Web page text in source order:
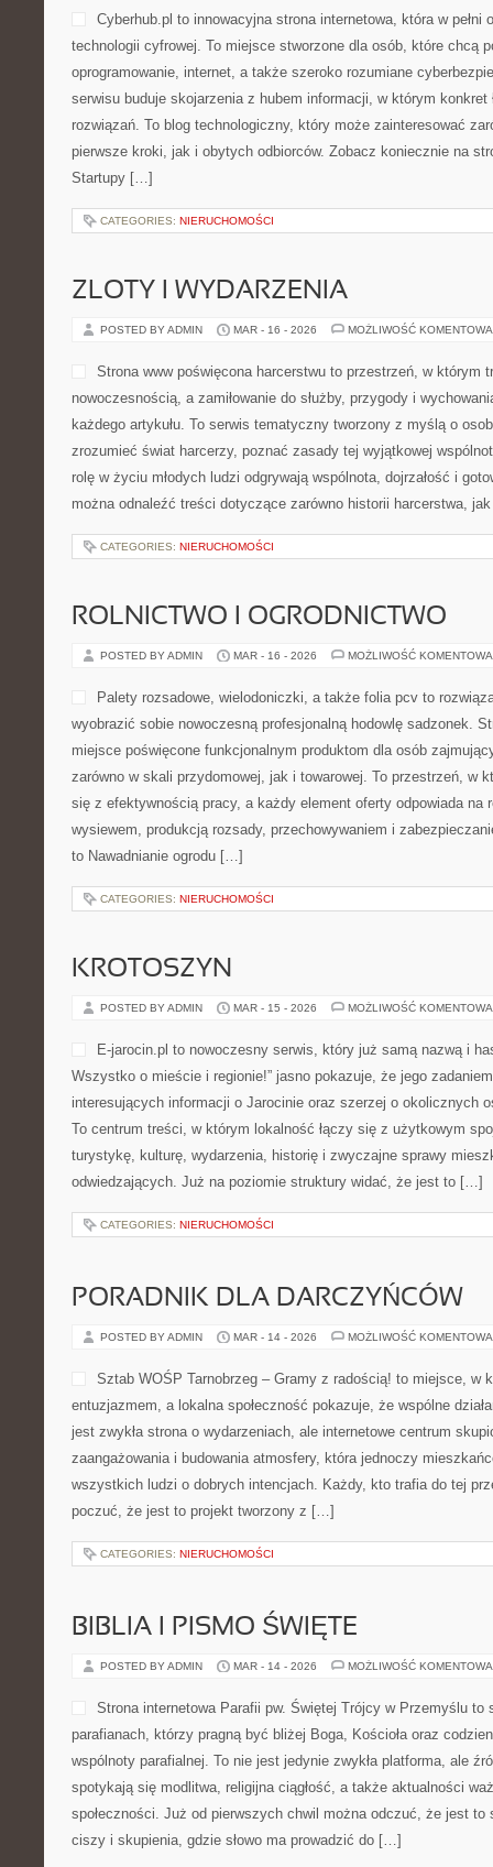
Cyberhub.pl to innowacyjna strona internetowa, która w pełni
technologii cyfrowej. To miejsce stworzone dla osób, które chcą
oprogramowanie, internet, a także szeroko rozumiane
serwisu buduje skojarzenia z hubem informacji, w którym konkret
rozwiązań. To blog technologiczny, który może zainteresować
pierwsze kroki, jak i obytych odbiorców. Zobacz koniecznie na
Startupy […]
CATEGORIES: NIERUCHOMOŚCI
ZLOTY I WYDARZENIA
POSTED BY ADMIN MAR - 16 - 2026 MOŻLIWOŚĆ
Strona www poświęcona harcerstwu to przestrzeń, w którym
nowoczesnością, a zamiłowanie do służby, przygody i
każdego artykułu. To serwis tematyczny tworzony z myślą o
zrozumieć świat harcerzy, poznać zasady tej wyjątkowej
rolę w życiu młodych ludzi odgrywają wspólnota, dojrzałość i
można odnaleźć treści dotyczące zarówno historii harcerstwa,
CATEGORIES: NIERUCHOMOŚCI
ROLNICTWO I OGRODNICTWO
POSTED BY ADMIN MAR - 16 - 2026 MOŻLIWOŚĆ
Palety rozsadowe, wielodoniczki, a także folia pcv to
wyobrazić sobie nowoczesną profesjonalną hodowlę sadzonek.
miejsce poświęcone funkcjonalnym produktom dla osób
zarówno w skali przydomowej, jak i towarowej. To przestrzeń, w
się z efektywnością pracy, a każdy element oferty odpowiada na
wysiewem, produkcją rozsady, przechowywaniem i
to Nawadnianie ogrodu […]
CATEGORIES: NIERUCHOMOŚCI
KROTOSZYN
POSTED BY ADMIN MAR - 15 - 2026 MOŻLIWOŚĆ
E-jarocin.pl to nowoczesny serwis, który już samą nazwą i
Wszystko o mieście i regionie!” jasno pokazuje, że jego
interesujących informacji o Jarocinie oraz szerzej o okolicznych
To centrum treści, w którym lokalność łączy się z użytkowym
turystykę, kulturę, wydarzenia, historię i zwyczajne sprawy
odwiedzających. Już na poziomie struktury widać, że jest to […]
CATEGORIES: NIERUCHOMOŚCI
PORADNIK DLA DARCZYŃCÓW
POSTED BY ADMIN MAR - 14 - 2026 MOŻLIWOŚĆ
Sztab WOŚP Tarnobrzeg – Gramy z radością! to miejsce, w
entuzjazmem, a lokalna społeczność pokazuje, że wspólne
jest zwykła strona o wydarzeniach, ale internetowe centrum
zaangażowania i budowania atmosfery, która jednoczy
wszystkich ludzi o dobrych intencjach. Każdy, kto trafia do tej
poczuć, że jest to projekt tworzony z […]
CATEGORIES: NIERUCHOMOŚCI
BIBLIA I PISMO ŚWIĘTE
POSTED BY ADMIN MAR - 14 - 2026 MOŻLIWOŚĆ
Strona internetowa Parafii pw. Świętej Trójcy w Przemyślu to
parafianach, którzy pragną być bliżej Boga, Kościoła oraz
wspólnoty parafialnej. To nie jest jedynie zwykła platforma, ale
spotykają się modlitwa, religijna ciągłość, a także aktualności
społeczności. Już od pierwszych chwil można odczuć, że jest to
ciszy i skupienia, gdzie słowo ma prowadzić do […]